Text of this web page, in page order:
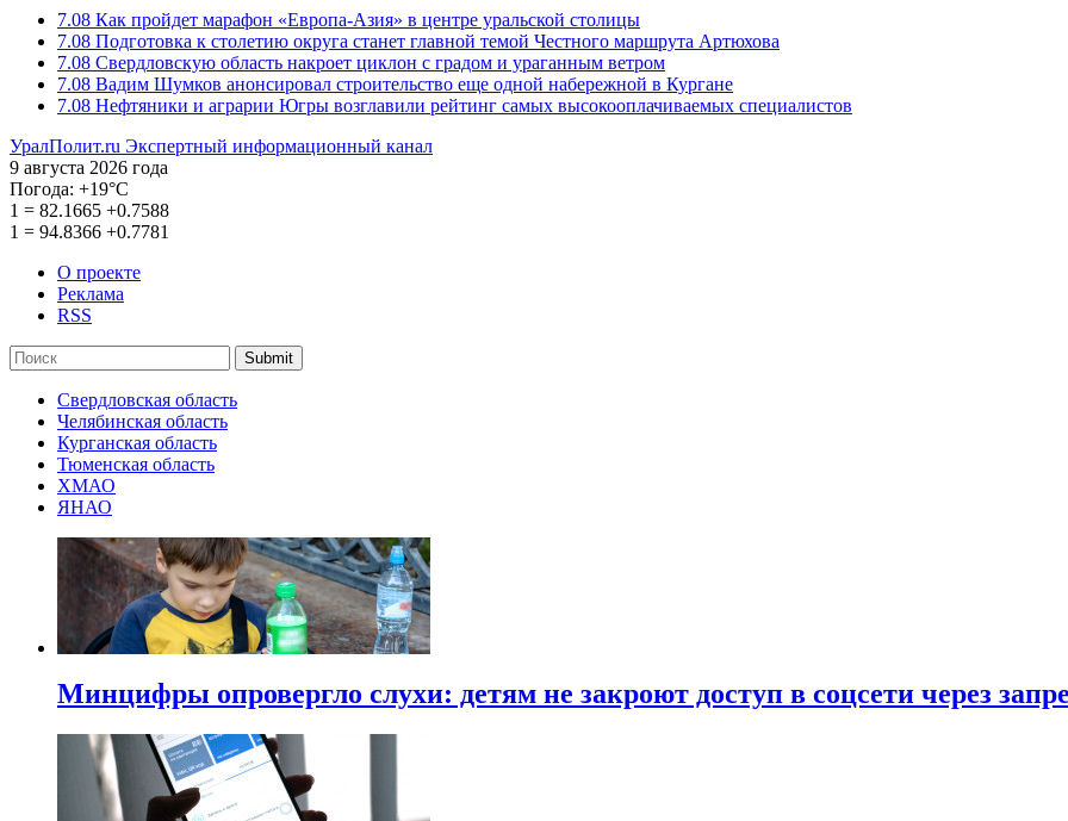
7.08 Как пройдет марафон «Европа-Азия» в центре уральской столицы
7.08 Подготовка к столетию округа станет главной темой Честного маршрута Артюхова
7.08 Свердловскую область накроет циклон с градом и ураганным ветром
7.08 Вадим Шумков анонсировал строительство еще одной набережной в Кургане
7.08 Нефтяники и аграрии Югры возглавили рейтинг самых высокооплачиваемых специалистов
УралПолит.ru Экспертный информационный канал
9 августа 2026 года
Погода: +19°С
1 = 82.1665 +0.7588
1 = 94.8366 +0.7781
О проекте
Реклама
RSS
Submit
Свердловская область
Челябинская область
Курганская область
Тюменская область
ХМАО
ЯНАО
Минцифры опровергло слухи: детям не закроют доступ в соцсети через